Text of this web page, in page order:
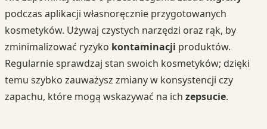
podczas aplikacji własnoręcznie przygotowanych
kosmetyków. Używaj czystych narzędzi oraz rąk, by
zminimalizować ryzyko kontaminacji produktów.
Regularnie sprawdzaj stan swoich kosmetyków; dzięki
temu szybko zauważysz zmiany w konsystencji czy
zapachu, które mogą wskazywać na ich zepsucie.